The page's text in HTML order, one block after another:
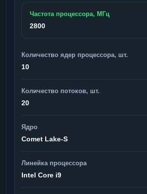
Частота процессора, МГц
2800
Количество ядер процессора, шт.
10
Количество потоков, шт.
20
Ядро
Comet Lake-S
Линейка процессора
Intel Core i9